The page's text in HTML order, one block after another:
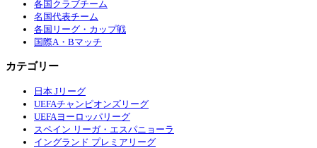
各国クラブチーム
名国代表チーム
各国リーグ・カップ戦
国際A・Bマッチ
カテゴリー
日本 Jリーグ
UEFAチャンピオンズリーグ
UEFAヨーロッパリーグ
スペイン リーガ・エスパニョーラ
イングランド プレミアリーグ